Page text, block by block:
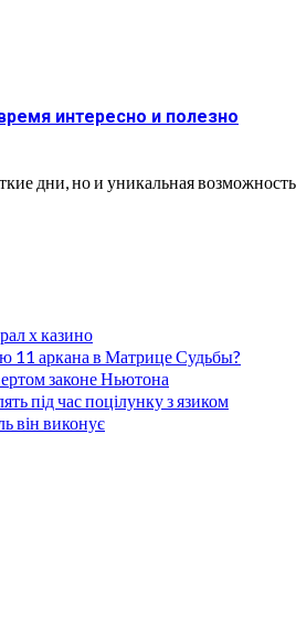
интересно и полезно
дни, но и уникальная возможность
х казино
11 аркана в Матрице Судьбы?
законе Ньютона
під час поцілунку з язиком
він виконує